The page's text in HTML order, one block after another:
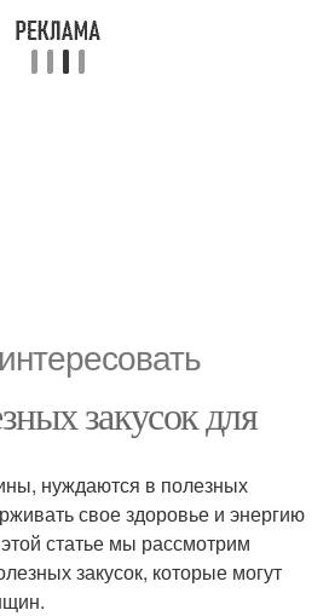
закусок для
нуждаются в полезных
свое здоровье и энергию
статье мы рассмотрим
закусок, которые могут